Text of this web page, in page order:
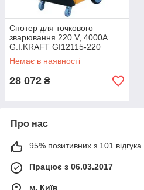
Спотер для точкового
зварювання 220 V, 4000A
G.I.KRAFT GI12115-220
Немає в наявності
28 072 ₴
Про нас
95% позитивних з 101 відгука
Працює з 06.03.2017
м. Київ